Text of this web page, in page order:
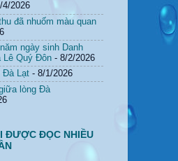
4/2026
đã nhuốm màu quan
ngày sinh Danh
Lê Quý Đôn - 8/2/2026
Đà Lạt - 8/1/2026
lòng Đà
ĐƯỢC ĐỌC NHIỀU